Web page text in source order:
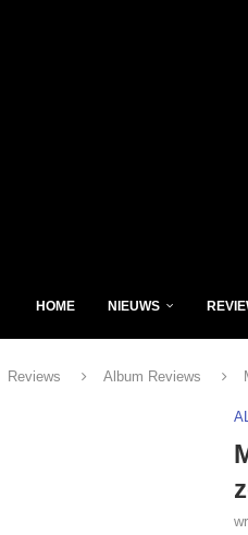
HOME NIEUWS
Reviews Album Reviews